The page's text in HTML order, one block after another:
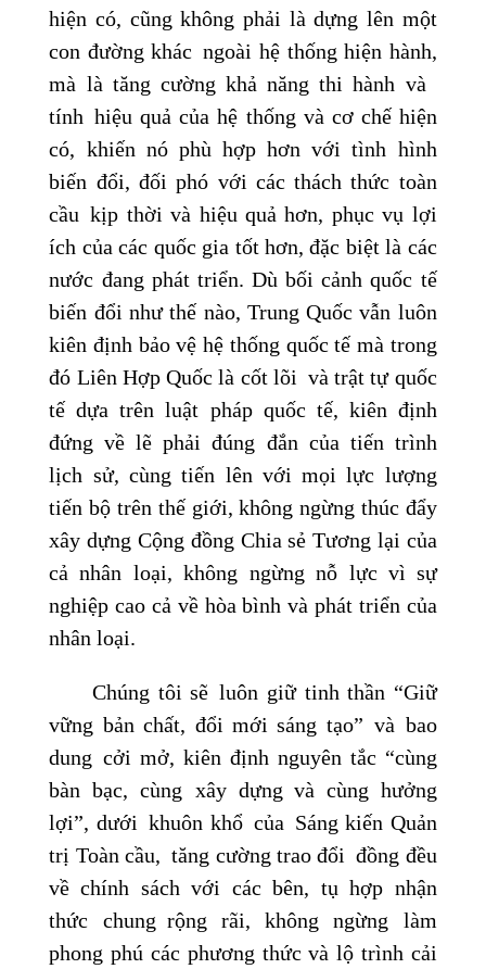
hiện có, cũng không phải là dựng lên một
con đường khác ngoài hệ thống hiện hành,
mà là tăng cường khả năng thi hành và
tính hiệu quả của hệ thống và cơ chế hiện
có, khiến nó phù hợp hơn với tình hình
biến đổi, đối phó với các thách thức toàn
cầu kịp thời và hiệu quả hơn, phục vụ lợi
ích của các quốc gia tốt hơn, đặc biệt là các
nước đang phát triển. Dù bối cảnh quốc tế
biến đổi như thế nào, Trung Quốc vẫn luôn
kiên định bảo vệ hệ thống quốc tế mà trong
đó Liên Hợp Quốc là cốt lõi và trật tự quốc
tế dựa trên luật pháp quốc tế, kiên định
đứng về lẽ phải đúng đắn của tiến trình
lịch sử, cùng tiến lên với mọi lực lượng
tiến bộ trên thế giới, không ngừng thúc đẩy
xây dựng Cộng đồng Chia sẻ Tương lại của
cả nhân loại, không ngừng nỗ lực vì sự
nghiệp cao cả về hòa bình và phát triển của
nhân loại.
Chúng tôi sẽ luôn giữ tinh thần “Giữ
vững bản chất, đổi mới sáng tạo” và bao
dung cởi mở, kiên định nguyên tắc “cùng
bàn bạc, cùng xây dựng và cùng hưởng
lợi”, dưới khuôn khổ của Sáng kiến Quản
trị Toàn cầu, tăng cường trao đổi đồng đều
về chính sách với các bên, tụ hợp nhận
thức chung rộng rãi, không ngừng làm
phong phú các phương thức và lộ trình cải